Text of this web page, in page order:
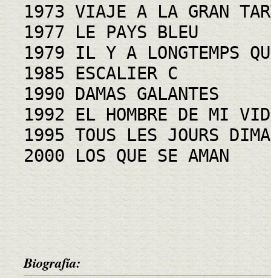
1973 VIAJE A LA GRAN
1977 LE PAYS BLEU
1979 IL Y A LONGTEMPS
1985 ESCALIER C
1990 DAMAS GALANTES
1992 EL HOMBRE DE MI
1995 TOUS LES JOURS
2000 LOS QUE SE AMAN
Biografía: